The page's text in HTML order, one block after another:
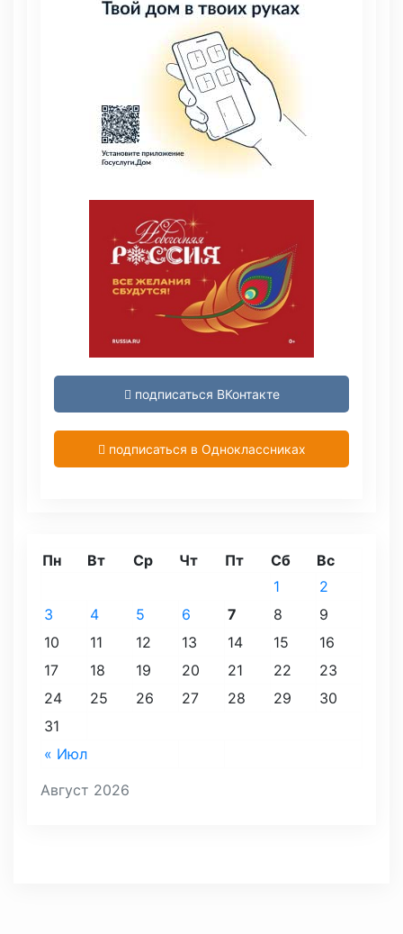
подписаться ВКонтакте
подписаться в Одноклассниках
Август 2026
Пн Вт Ср Чт Пт Сб Вс
« Июл
1
2
3
4 5 6 7 8
9
10
11 12 13 14 15
16
17
18 19 20 21 22
23
24
25 26 27 28 29
30
31